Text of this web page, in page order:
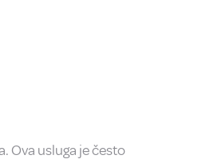
Ova usluga je često